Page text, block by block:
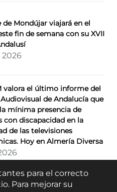
de Mondújar viajará en el
fin de semana con su XVII
2026
valora el último informe del
de Andalucía que
mínima presencia de
con discapacidad en la
de las televisiones
Hoy en Almería Diversa
para el correcto
Para mejorar su